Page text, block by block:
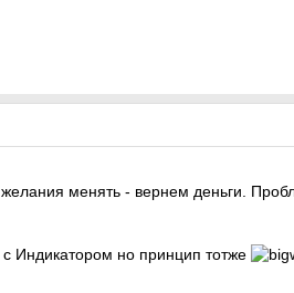
менять - вернем деньги.
Индикатором но принцип тотже